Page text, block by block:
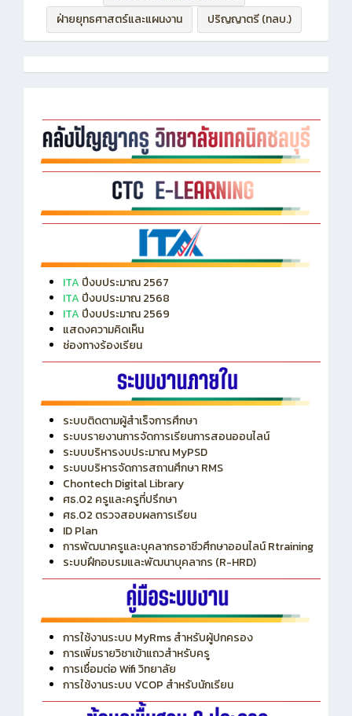
ฝ่ายกิจการนักเรียนนักศึกษา
ฝ่ายยุทธศาสตร์และแผนงาน
ปริญญาตรี (ทลบ.)
ITA ปีงบประมาณ 2567
ITA ปีงบประมาณ 2568
ITAปีงบประมาณ 2569
แสดงความคิดเห็น
ช่องทางร้องเรียน
ระบบติดตามผู้สำเร็จการศึกษา
ระบบรายงานการจัดการเรียนการสอนออนไลน์
ระบบบริหารงบประมาณ MyPSD
ระบบบริหารจัดการสถานศึกษา RMS
Chontech Digital Library
ศธ.02 ครูและครูที่ปรึกษา
ศธ.02 ตรวจสอบผลการเรียน
ID Plan
การพัฒนาครูและบุคลากรอาชีวศึกษาออนไลน์ Rtraining
ระบบฝึกอบรมและพัฒนาบุคลากร (R-HRD)
การใช้งานระบบ MyRms สำหรับผู้ปกครอง
การเพิ่มรายวิชาเข้าแถวสำหรับครู
การเชื่อมต่อ Wifi วิทยาลัย
การใช้งานระบบ VCOP สำหรับนักเรียน